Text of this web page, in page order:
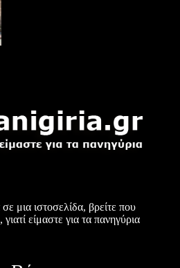
μια ιστοσελίδα, βρείτε που
είμαστε για τα πανηγύρια